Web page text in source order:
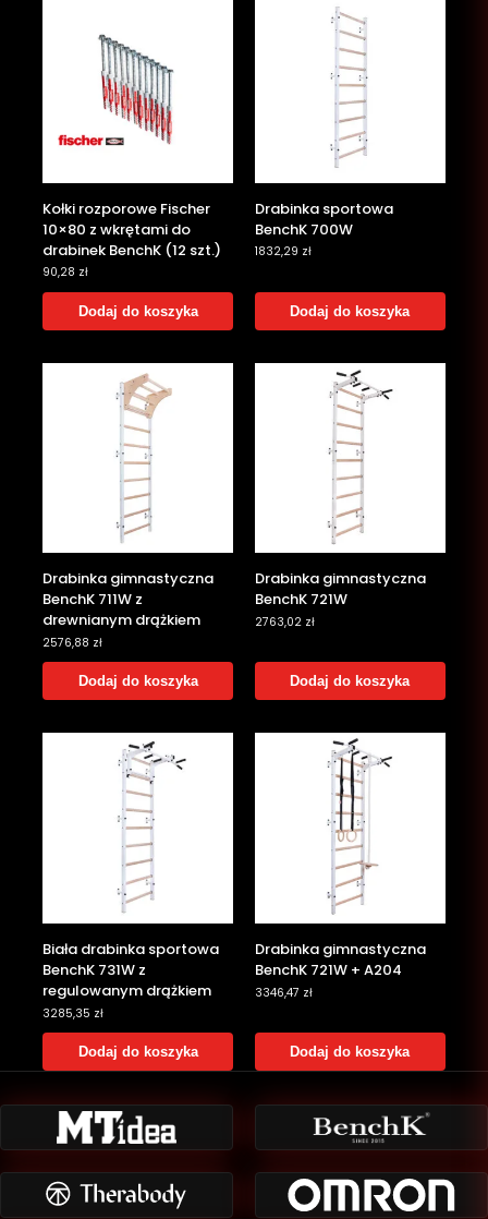
Kołki rozporowe Fischer
10×80 z wkrętami do
drabinek BenchK (12 szt.)
90,28 zł
Dodaj do koszyka
Drabinka sportowa
BenchK 700W
1832,29 zł
Dodaj do koszyka
Drabinka gimnastyczna
BenchK 711W z
drewnianym drążkiem
2576,88 zł
Dodaj do koszyka
Drabinka gimnastyczna
BenchK 721W
2763,02 zł
Dodaj do koszyka
Biała drabinka sportowa
BenchK 731W z
regulowanym drążkiem
3285,35 zł
Dodaj do koszyka
Drabinka gimnastyczna
BenchK 721W + A204
3346,47 zł
Dodaj do koszyka